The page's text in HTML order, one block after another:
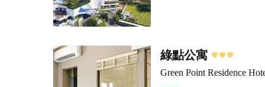
綠點公寓
Green Point Residence